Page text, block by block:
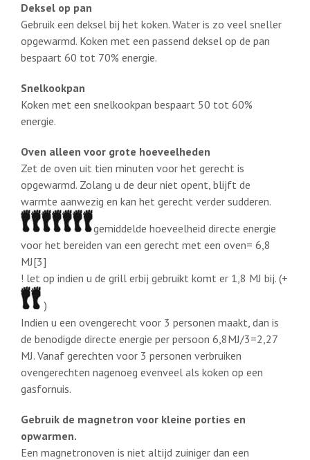
Deksel op pan
Gebruik een deksel bij het koken. Water is zo veel sneller
opgewarmd. Koken met een passend deksel op de pan
bespaart 60 tot 70% energie.
Snelkookpan
Koken met een snelkookpan bespaart 50 tot 60%
energie.
Oven alleen voor grote hoeveelheden
Zet de oven uit tien minuten voor het gerecht is
opgewarmd. Zolang u de deur niet opent, blijft de
warmte aanwezig en kan het gerecht verder sudderen.
gemiddelde hoeveelheid directe energie
voor het bereiden van een gerecht met een oven= 6,8
MJ[3]
! let op indien u de grill erbij gebruikt komt er 1,8 MJ bij. (+
)
Indien u een ovengerecht voor 3 personen maakt, dan is
de benodigde directe energie per persoon 6,8MJ/3=2,27
MJ. Vanaf gerechten voor 3 personen verbruiken
ovengerechten nagenoeg evenveel als koken op een
gasfornuis.
Gebruik de magnetron voor kleine porties en
opwarmen.
Een magnetronoven is niet altijd zuiniger dan een